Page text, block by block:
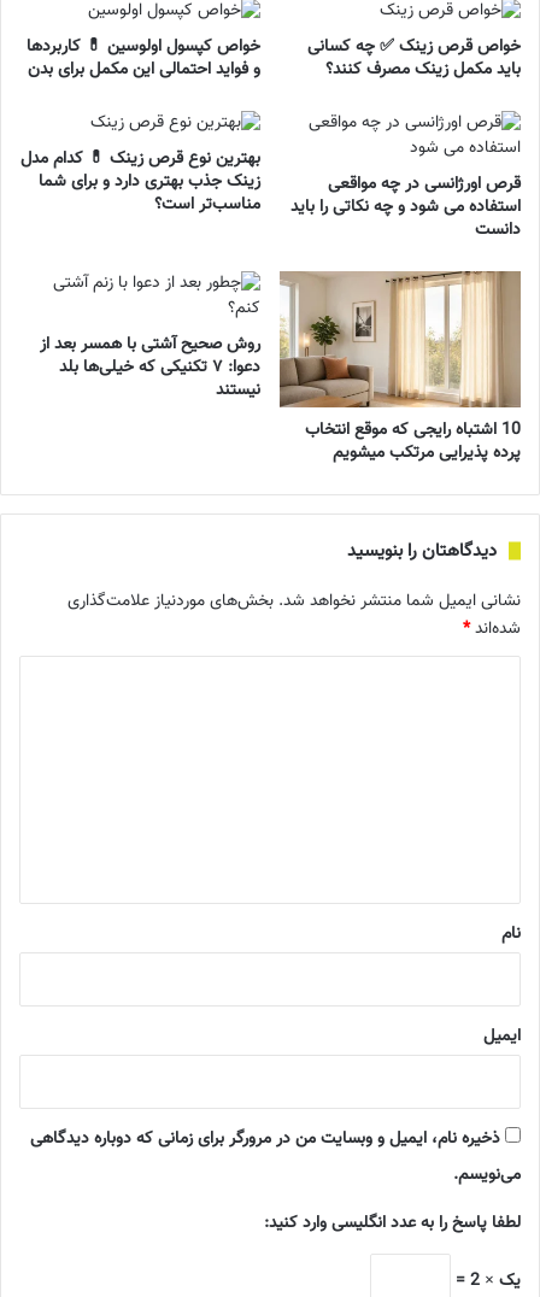
خواص قرص زینک ✅ چه کسانی
باید مکمل زینک مصرف کنند؟
خواص کپسول اولوسین 💊 کاربردها
و فواید احتمالی این مکمل برای بدن
قرص اورژانسی در چه مواقعی
استفاده می شود و چه نکاتی را باید
دانست
بهترین نوع قرص زینک 💊 کدام مدل
زینک جذب بهتری دارد و برای شما
مناسب‌تر است؟
10 اشتباه رایجی که موقع انتخاب
پرده پذیرایی مرتکب میشویم
روش صحیح آشتی با همسر بعد از
دعوا: ۷ تکنیکی که خیلی‌ها بلد
نیستند
دیدگاهتان را بنویسید
نشانی ایمیل شما منتشر نخواهد شد. بخش‌های موردنیاز علامت‌گذاری
شده‌اند*
نام
ایمیل
ذخیره نام، ایمیل و وبسایت من در مرورگر برای زمانی که دوباره دیدگاهی
می‌نویسم.
لطفا پاسخ را به عدد انگلیسی وارد کنید:
یک × 2 =